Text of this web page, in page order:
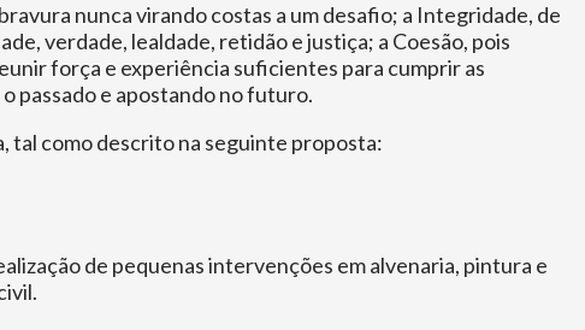
nunca virando costas a um desafio; a Integridade, de
verdade, lealdade, retidão e justiça; a Coesão, pois
força e experiência suficientes para cumprir as
passado e apostando no futuro.
tal como descrito na seguinte proposta:
de pequenas intervenções em alvenaria, pintura e